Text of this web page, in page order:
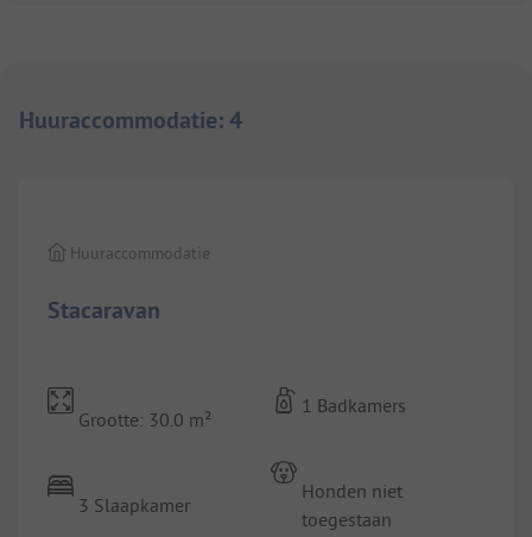
Huuraccommodatie:4
Stacaravan
Huuraccommodatie
Grootte: 30.0 m²
3 Slaapkamer
1 Badkamers
Honden niet
toegestaan